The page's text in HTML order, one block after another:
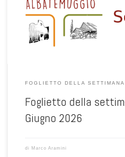
FOGLIETTO DELLA SETTIMANA
Foglietto della
Giugno 2026
di Marco Aramini